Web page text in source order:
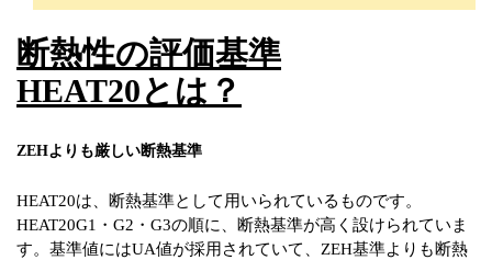
断熱性の評価基準
HEAT20とは？
ZEHよりも厳しい断熱基準
HEAT20は、断熱基準として用いられているものです。
HEAT20G1・G2・G3の順に、断熱基準が高く設けられていま
す。基準値にはUA値が採用されていて、ZEH基準よりも断熱